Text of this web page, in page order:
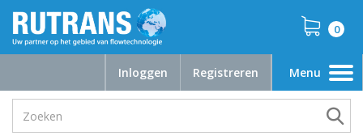
0
Inloggen Registreren
Toggle
navigation
Menu